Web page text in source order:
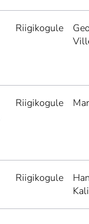
Riigikogule
Riigikogule
Riigikogule